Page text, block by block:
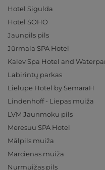
Hotel Sigulda
Hotel SOHO
Jaunpils pils
Jūrmala SPA Hotel
Kalev Spa Hotel and
Labirintų parkas
Lielupe Hotel by SemaraH
Lindenhoff - Liepas muiža
LVM Jaunmoku pils
Meresuu SPA Hotel
Mālpils muiža
Mārcienas muiža
Nurmuižas pils